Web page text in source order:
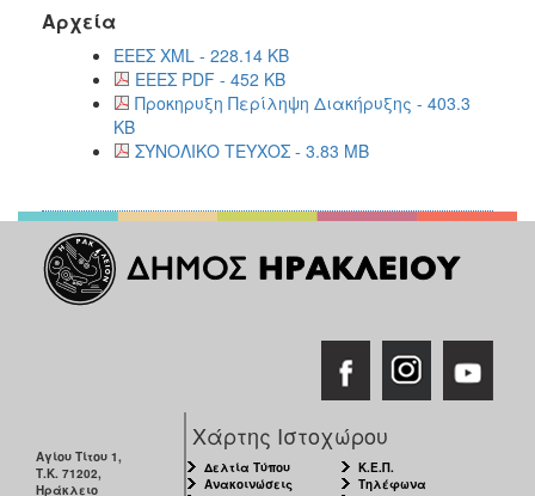
Αρχεία
EEEΣ XML - 228.14 KB
EEEΣ PDF - 452 KB
Προκηρυξη Περίληψη Διακήρυξης - 403.3
KB
ΣΥΝΟΛΙΚΟ ΤΕΥΧΟΣ - 3.83 MB
Αγίου Τίτου 1,
Τ.Κ. 71202,
Ηράκλειο
Χάρτης Ιστοχώρου
Δελτία Τύπου
Ανακοινώσεις
Κ.Ε.Π.
Τηλέφωνα